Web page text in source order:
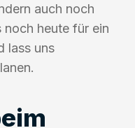
auch noch
noch heute für ein
lass uns